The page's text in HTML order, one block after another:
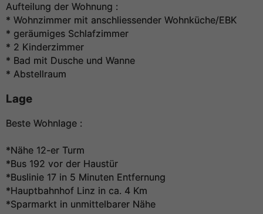
Aufteilung der Wohnung :
* Wohnzimmer mit anschliessender Wohnküche/EBK
* geräumiges Schlafzimmer
* 2 Kinderzimmer
* Bad mit Dusche und Wanne
* Abstellraum
Lage
Beste Wohnlage :
*Nähe 12-er Turm
*Bus 192 vor der Haustür
*Buslinie 17 in 5 Minuten Entfernung
*Hauptbahnhof Linz in ca. 4 Km
*Sparmarkt in unmittelbarer Nähe